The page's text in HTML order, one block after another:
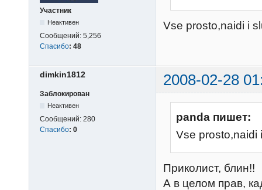
Участник
Неактивен
Сообщений: 5,256
Спасибо: 48
Vse prosto,naidi i
dimkin1812 2008-02-28
Заблокирован
Неактивен
Сообщений: 280
Спасибо: 0
panda пишет:
Vse prosto,naidi
Приколист, блин!!
А в целом прав,